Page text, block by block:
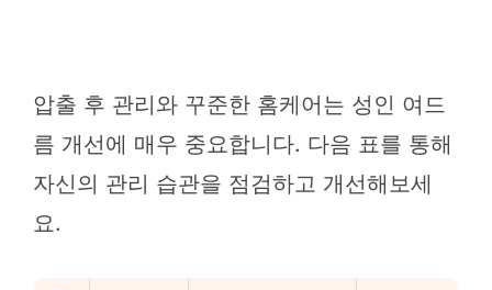
압출 후 관리와 꾸준한 홈케어는 성인 여드
름 개선에 매우 중요합니다. 다음 표를 통해
자신의 관리 습관을 점검하고 개선해보세
요.